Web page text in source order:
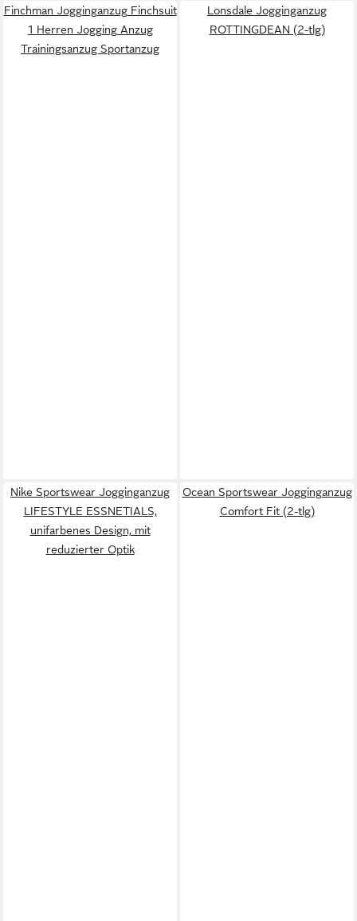
Finchman Jogginganzug Finchsuit
1 Herren Jogging Anzug
Trainingsanzug Sportanzug
Lonsdale Jogginganzug
ROTTINGDEAN (2-tlg)
Nike Sportswear Jogginganzug
LIFESTYLE ESSNETIALS,
unifarbenes Design, mit
reduzierter Optik
Ocean Sportswear Jogginganzug
Comfort Fit (2-tlg)